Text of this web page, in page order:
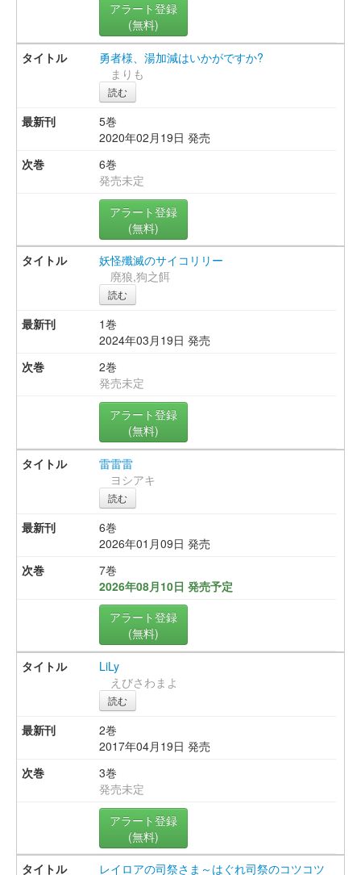
アラート登録
(無料)
勇者様、湯加減はいかがですか?
まりも
読む
5巻
2020年02月19日 発売
6巻
発売未定
アラート登録
(無料)
妖怪殲滅のサイコリリー
廃狼,狗之餌
読む
1巻
2024年03月19日 発売
2巻
発売未定
アラート登録
(無料)
雷雷雷
ヨシアキ
読む
6巻
2026年01月09日 発売
7巻
2026年08月10日 発売予定
アラート登録
(無料)
LiLy
えびさわまよ
読む
2巻
2017年04月19日 発売
3巻
発売未定
アラート登録
(無料)
レイロアの司祭さま～はぐれ司祭のコツコツ